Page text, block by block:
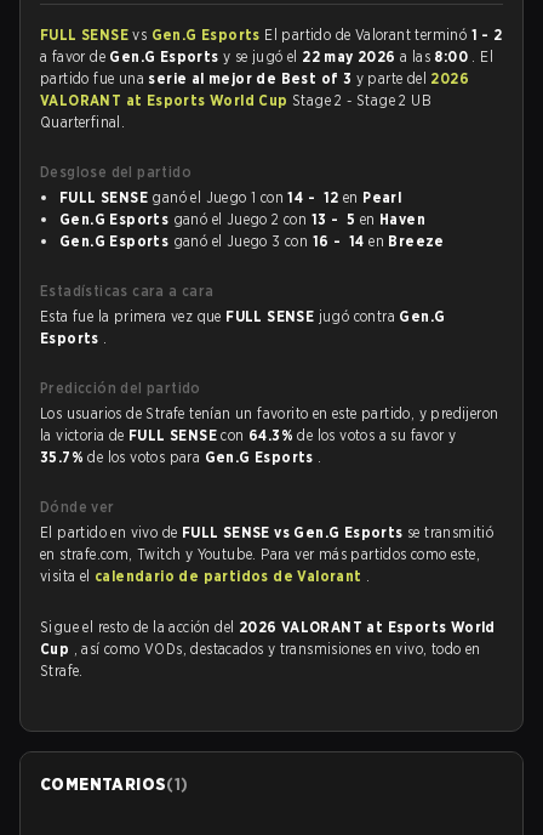
FULL SENSEvs Gen.G Esports El partido de Valorant terminó 1 - 2
a favor de Gen.G Esportsy se jugó el 22 may 2026a las 8:00 . El
partido fue una serie al mejor de Best of 3 y parte del 2026
VALORANT at Esports World Cup Stage 2 - Stage 2 UB
Quarterfinal.
Desglose del partido
FULL SENSE ganó el Juego 1 con14 - 12 en Pearl
Gen.G Esports ganó el Juego 2 con 13 - 5 en Haven
Gen.G Esports ganó el Juego 3 con 16 - 14 en Breeze
Estadísticas cara a cara
Esta fue la primera vez que FULL SENSE jugó contra Gen.G
Esports .
Predicción del partido
Los usuarios de Strafe tenían un favorito en este partido, y predijeron
la victoria de FULL SENSEcon 64.3%de los votos a su favor y
35.7%de los votos para Gen.G Esports .
Dónde ver
El partido en vivo de FULL SENSE vs Gen.G Esports se transmitió
en strafe.com, Twitch y Youtube. Para ver más partidos como este,
visita el calendario de partidos de Valorant .
Sigue el resto de la acción del 2026 VALORANT at Esports World
Cup , así como VODs, destacados y transmisiones en vivo, todo en
Strafe.
COMENTARIOS(1)